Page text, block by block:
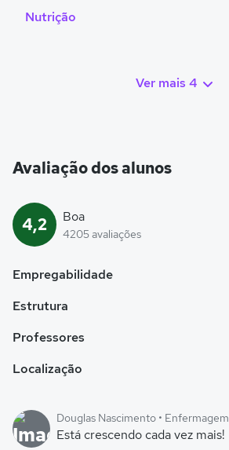
Nutrição
Ver mais 4
Avaliação dos alunos
4,2 Boa
4205 avaliações
Empregabilidade
Estrutura
Professores
Localização
Douglas Nascimento • Enfermagem
Está crescendo cada vez mais!